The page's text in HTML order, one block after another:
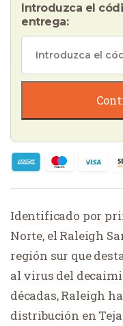
Introduzca el
entrega:
Identificado por
Norte, el Raleigh
región sur que
al virus del
décadas, Raleigh
distribución en